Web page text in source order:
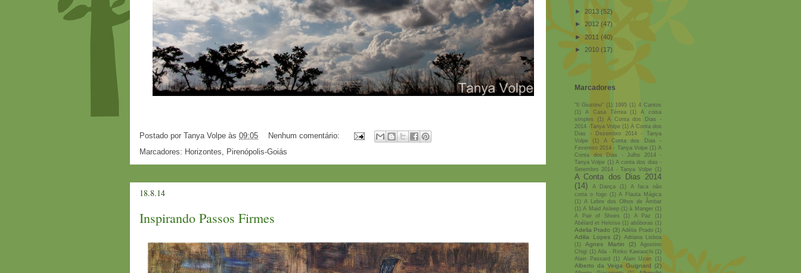
Postado por Tanya Volpe às 09:05
Nenhum comentário:
Marcadores: Horizontes, Pirenópolis-Goiás
18.8.14
Inspirando Passos Firmes
► 2013(52)
► 2012 (47)
►2011 (40)
► 2010 (17)
Marcadores
"Il Giustino" (1) 1995 (1) 4 Cantos
(1)
A Casa Térrea (1)
A coisa
simples
(1)
A Conta dos Dias -
2014 -Tanya Volpe (1) A Conta dos
Dias - Dezembro 2014 - Tanya
Volpe
(1)
A Conta dos Dias -
Fevereiro 2014 - Tanya Volpe (1) A
Conta dos Dias - Julho 2014 -
Tanya Volpe (1) A conta dos dias -
Setembro 2014 - Tanya Volpe (1)
A Conta dos Dias 2014
(14)
A Dança (1)
A faca não
corta o fogo (1) A Flauta Mágica
(1) A Lebre dos Olhos de Âmbar
(1) A Maid Asleep (1) à Manger (1)
A Pair of Shoes
(1) A Paz
(1)
Abélard et Heloïse (1) abóboras (1)
Adelia Prado (3) Adélia Prado (1)
Adilia Lopes (2) Adriana Lisboa
(1)
Agnes Martin (2)
Agostino
Chigi (1) Aila - Rinko Kawauchi (1)
Alain Passard
(1) Alain Uzan (1)
Alberto da Veiga Guignard (2)